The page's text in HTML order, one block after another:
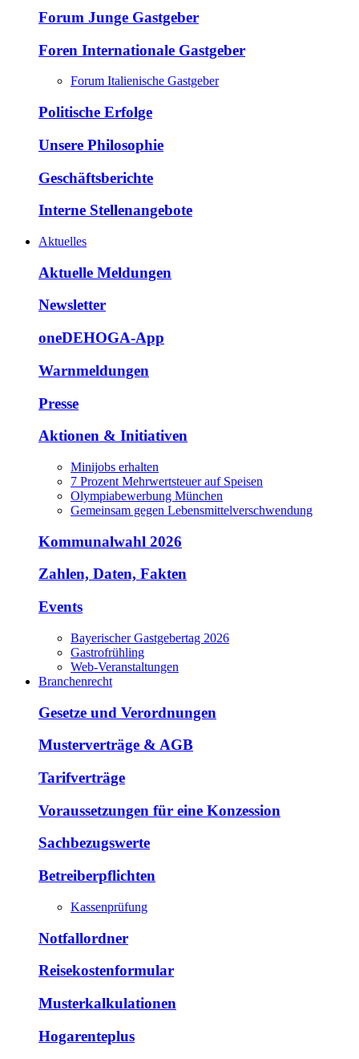
Forum Junge Gastgeber
Foren Internationale Gastgeber
Forum Italienische Gastgeber
Politische Erfolge
Unsere Philosophie
Geschäftsberichte
Interne Stellenangebote
Aktuelles
Aktuelle Meldungen
Newsletter
oneDEHOGA-App
Warnmeldungen
Presse
Aktionen & Initiativen
Minijobs erhalten
7 Prozent Mehrwertsteuer auf Speisen
Olympiabewerbung München
Gemeinsam gegen Lebensmittelverschwendung
Kommunalwahl 2026
Zahlen, Daten, Fakten
Events
Bayerischer Gastgebertag 2026
Gastrofrühling
Web-Veranstaltungen
Branchenrecht
Gesetze und Verordnungen
Musterverträge & AGB
Tarifverträge
Voraussetzungen für eine Konzession
Sachbezugswerte
Betreiberpflichten
Kassenprüfung
Notfallordner
Reisekostenformular
Musterkalkulationen
Hogarenteplus